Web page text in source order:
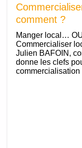
comment ?
Manger local…
Commercialiser
Julien BAFOIN,
donne les clefs
commercialisation